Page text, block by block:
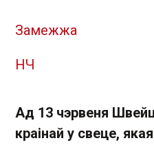
Замежжа
НЧ
Ад 13 чэрвеня
краінай у свеце,